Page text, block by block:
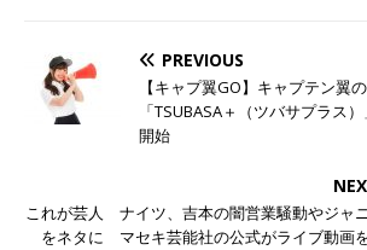
PREVIOUS
【キャプ翼GO】キャプテン翼
「TSUBASA＋（ツバサプラス
開始
これが芸人 ナイツ、吉本の闇営業騒動やジャ
をネタに マセキ芸能社の公式がライブ動画